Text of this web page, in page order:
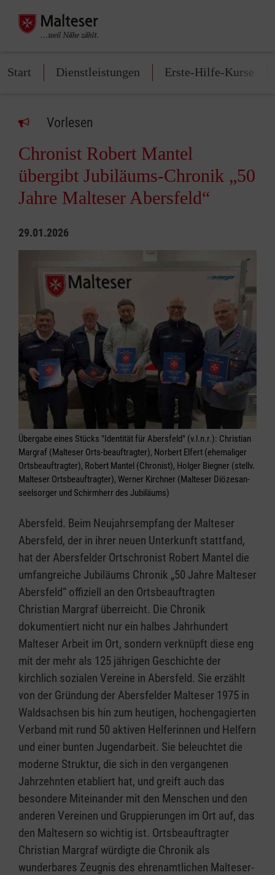
Start Dienstleistungen Erste-Hilfe-Kurse
Vorlesen
Chronist Robert Mantel
übergibt Jubiläums-Chronik „50
Jahre Malteser Abersfeld“
29.01.2026
Übergabe eines Stücks "Identität für Abersfeld" (v.l.n.r.): Christian
Margraf (Malteser Orts-beauftragter), Norbert Elfert (ehemaliger
Ortsbeauftragter), Robert Mantel (Chronist), Holger Biegner (stellv.
Malteser Ortsbeauftragter), Werner Kirchner (Malteser Diözesan-
seelsorger und Schirmherr des Jubiläums)
Abersfeld. Beim Neujahrsempfang der Malteser
Abersfeld, der in ihrer neuen Unterkunft stattfand,
hat der Abersfelder Ortschronist Robert Mantel die
umfangreiche Jubiläums Chronik „50 Jahre Malteser
Abersfeld“ offiziell an den Ortsbeauftragten
Christian Margraf überreicht. Die Chronik
dokumentiert nicht nur ein halbes Jahrhundert
Malteser Arbeit im Ort, sondern verknüpft diese eng
mit der mehr als 125 jährigen Geschichte der
kirchlich sozialen Vereine in Abersfeld. Sie erzählt
von der Gründung der Abersfelder Malteser 1975 in
Waldsachsen bis hin zum heutigen, hochengagierten
Verband mit rund 50 aktiven Helferinnen und Helfern
und einer bunten Jugendarbeit. Sie beleuchtet die
moderne Struktur, die sich in den vergangenen
Jahrzehnten etabliert hat, und greift auch das
besondere Miteinander mit den Menschen und den
anderen Vereinen und Gruppierungen im Ort auf, das
den Maltesern so wichtig ist. Ortsbeauftragter
Christian Margraf würdigte die Chronik als
wunderbares Zeugnis des ehrenamtlichen Malteser-